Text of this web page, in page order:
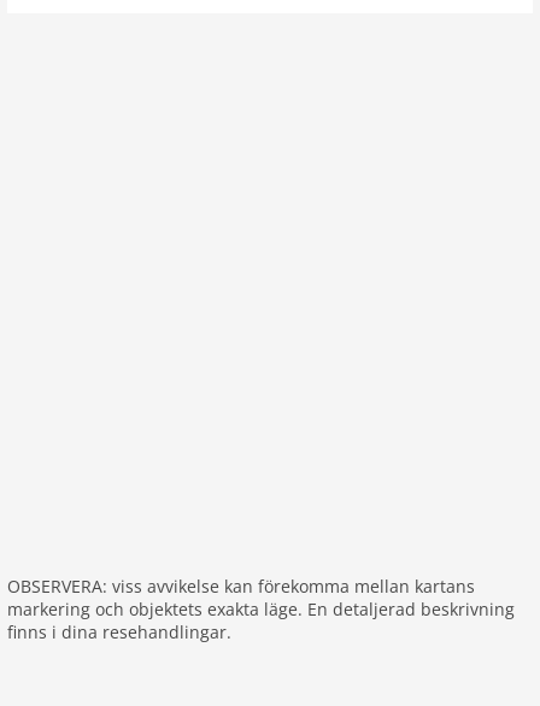
OBSERVERA: viss avvikelse kan förekomma mellan kartans
markering och objektets exakta läge. En detaljerad beskrivning
finns i dina resehandlingar.